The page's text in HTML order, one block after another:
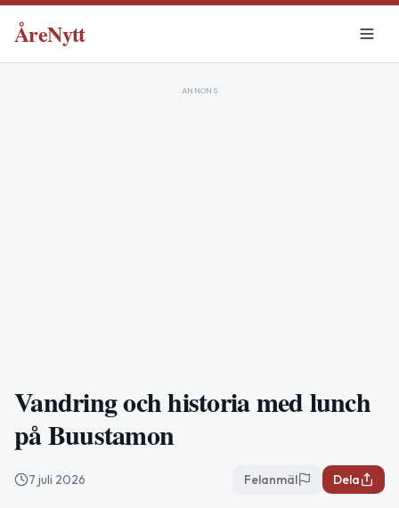
ÅreNytt
ANNONS
Vandring och historia med lunch
på Buustamon
7 juli 2026 Felanmäl Dela